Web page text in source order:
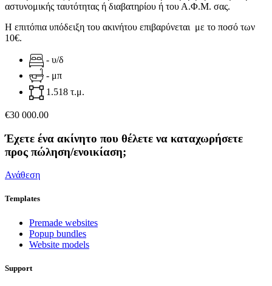
αστυνομικής ταυτότητας ή διαβατηρίου ή του Α.Φ.Μ. σας.
Η επιτόπια υπόδειξη του ακινήτου επιβαρύνεται με το ποσό των
10€.
- υ/δ
- μπ
1.518 τ.μ.
€30 000.00
Έχετε ένα ακίνητο που θέλετε να καταχωρήσετε
προς πώληση/ενοικίαση;
Ανάθεση
Templates
Premade websites
Popup bundles
Website models
Support